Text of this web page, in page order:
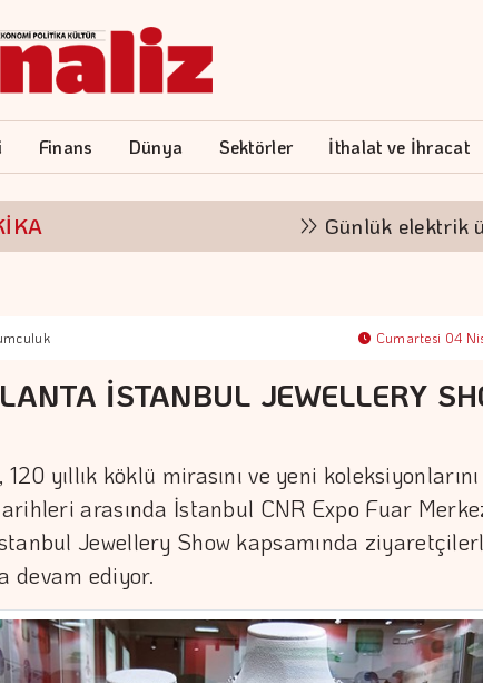
Finans Dünya Sektörler İthalat ve İhracat
Günlük elektrik
Cumartesi 04
İSTANBUL JEWELLERY
yıllık köklü mirasını ve yeni
arasında İstanbul CNR Expo Fuar
Jewellery Show kapsamında
devam ediyor.